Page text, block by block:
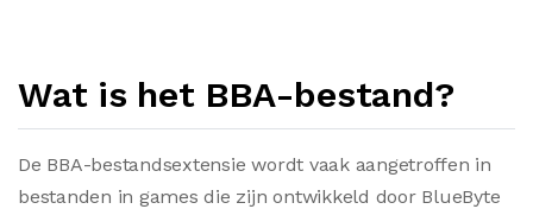
Wat is het BBA-bestand?
De BBA-bestandsextensie wordt vaak aangetroffen in
bestanden in games die zijn ontwikkeld door BlueByte